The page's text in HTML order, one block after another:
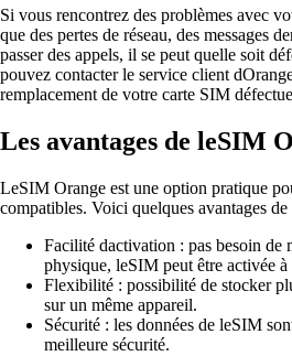
Si vous rencontrez des problèmes avec
que des pertes de réseau, des messages
passer des appels, il se peut quelle soit
pouvez contacter le service client
remplacement de votre carte SIM
Les avantages de leSIM
LeSIM Orange est une option pratique
compatibles. Voici quelques avantages
Facilité dactivation : pas besoin de
physique, leSIM peut être activée à
Flexibilité : possibilité de stocker
sur un même appareil.
Sécurité : les données de leSIM
meilleure sécurité.